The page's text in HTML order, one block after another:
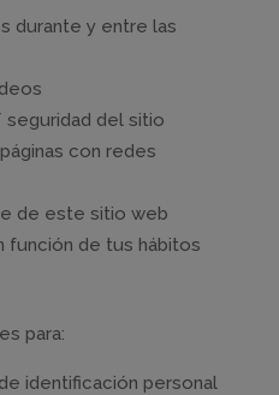
durante y entre las
del sitio
con redes
de este sitio web
función de tus hábitos
para:
identificación personal